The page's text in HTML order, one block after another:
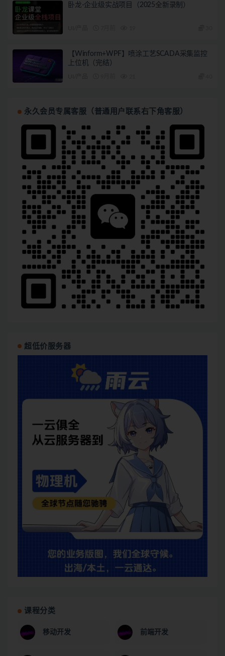
卧龙-企业级实战项目（2025全新录制）
【Winform+WPF】喷涂工艺SCADA采集监控
上位机（完结）
永久会员专属客服（普通用户联系右下角客服）
超低价服务器
课程分类
移动开发 前端开发